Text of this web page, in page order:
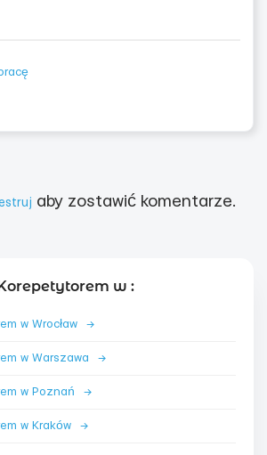
aby zostawić komentarze.
w :
w Wrocław →
w Warszawa →
w Poznań →
w Kraków →